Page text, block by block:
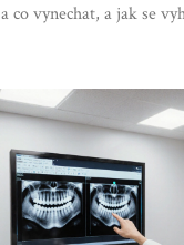
co vynechat, a jak se